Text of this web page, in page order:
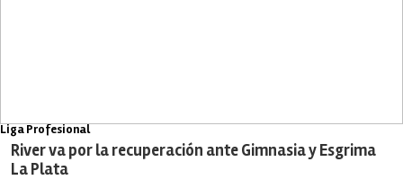
Liga Profesional
River va por la recuperación ante Gimnasia y Esgrima
La Plata